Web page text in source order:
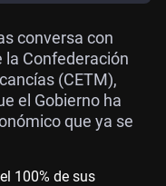
conversa con
la Confederación
(CETM),
el Gobierno ha
que ya se
100% de sus